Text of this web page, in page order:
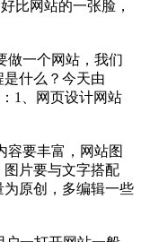
比网站的一张脸，
做一个网站，我们
什么？今天由
1、网页设计网站
容要丰富，网站图
图片要与文字搭配
原创，多编辑一些